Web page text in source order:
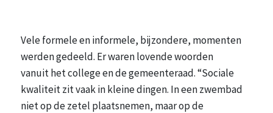
Vele formele en informele, bijzondere, momenten
werden gedeeld. Er waren lovende woorden
vanuit het college en de gemeenteraad. “Sociale
kwaliteit zit vaak in kleine dingen. In een zwembad
niet op de zetel plaatsnemen, maar op de